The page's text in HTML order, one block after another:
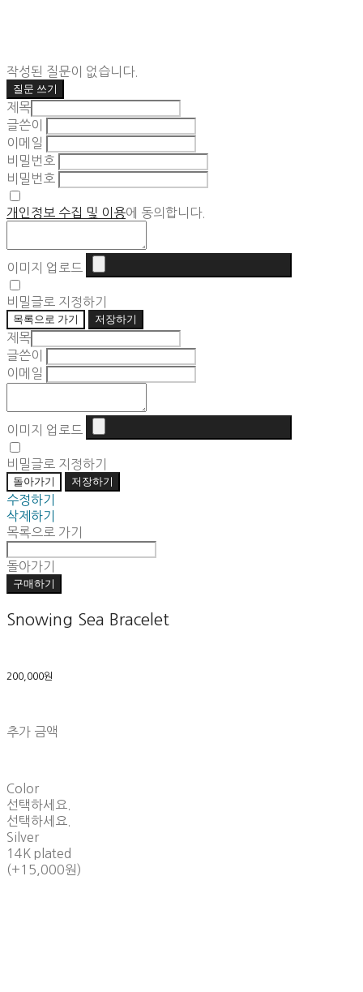
작성된 질문이 없습니다.
질문 쓰기
제목
글쓴이
이메일
비밀번호
비밀번호
개인정보 수집 및 이용에 동의합니다.
이미지 업로드
비밀글로 지정하기
목록으로 가기 저장하기
제목
글쓴이
이메일
이미지 업로드
비밀글로 지정하기
돌아가기 저장하기
수정하기
삭제하기
목록으로 가기
돌아가기
구매하기
Snowing Sea Bracelet
200,000원
추가 금액
Color
선택하세요.
선택하세요.
Silver
14K plated
(+15,000원)